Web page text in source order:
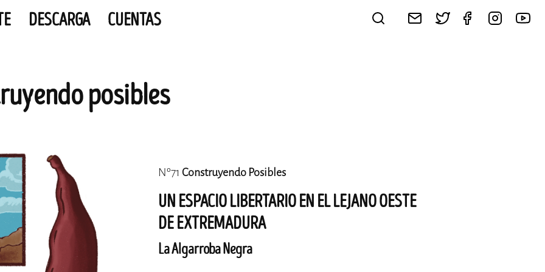
DESCARGA CUENTAS
posibles
Nº71 Construyendo Posibles
UN ESPACIO LIBERTARIO EN EL LEJANO OESTE
DE EXTREMADURA
La Algarroba Negra